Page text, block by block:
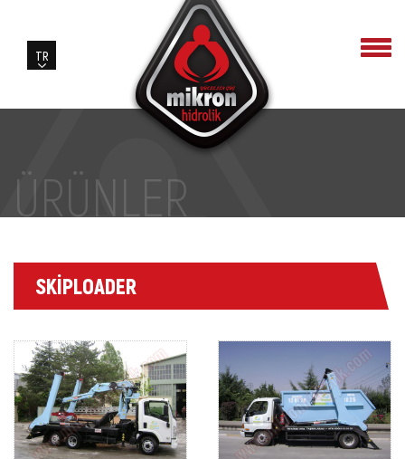
ÜRÜNLER
SKİPLOADER